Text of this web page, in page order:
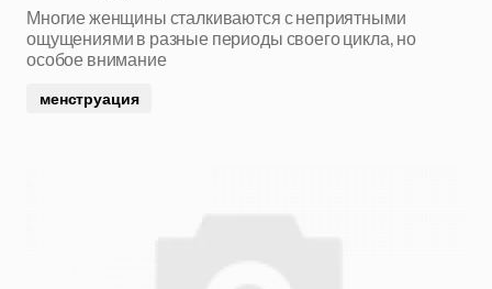
Многие женщины сталкиваются с неприятными
ощущениями в разные периоды своего цикла, но
особое внимание
менструация